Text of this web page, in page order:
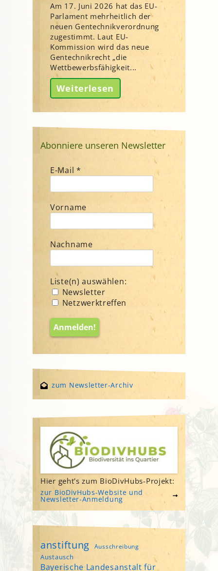
Am 17. Juni 2026 hat das EU-
Parlament mehrheitlich der
neuen Gentechnikverordnung
zugestimmt. Laut EU-
Kommission wird das neue
Gentechnikrecht „die
Wettbewerbsfähigkeit...
Weiterlesen
Abonniere unseren Newsletter
E-Mail *
Vorname
Nachname
Liste(n) auswählen:
Newsletter
Netzwerktreffen
zum Newsletter-Archiv
Hier geht's zum BioDivHubs-Projekt:
zur BioDivHubs-Website und
Newsletter-Anmeldung
anstiftung Ausschreibung
Austausch
Bayerische Landesanstalt für